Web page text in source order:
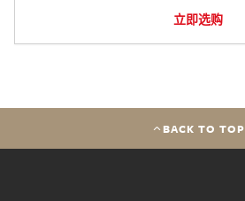
立即选购
BACK TO TOP